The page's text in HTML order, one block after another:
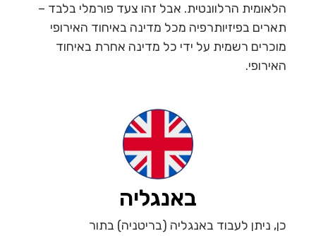
הלאומית הרלוונטית. אבל זהו צעד פורמלי בלבד –
תארים בפיזיותרפיה מכל מדינה באיחוד האירופי
מוכרים רשמית על ידי כל מדינה אחרת באיחוד
האירופי.
באנגליה
כן, ניתן לעבוד באנגליה (בריטניה) בתור